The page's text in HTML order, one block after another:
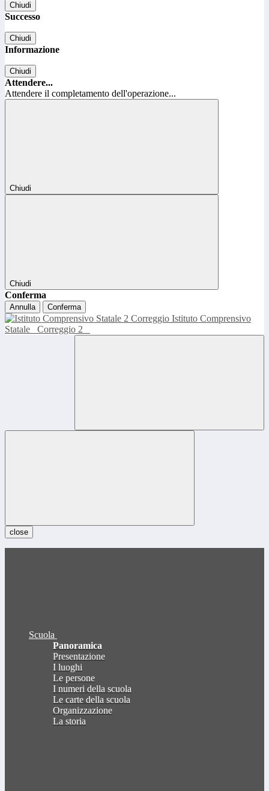
Chiudi
Successo
Chiudi
Informazione
Chiudi
Attendere...
Attendere il completamento dell'operazione...
Chiudi
Chiudi
Conferma
Annulla Conferma
Istituto Comprensivo
Statale
Correggio 2
close
Scuola
Panoramica
Presentazione
I luoghi
Le persone
I numeri della scuola
Le carte della scuola
Organizzazione
La storia